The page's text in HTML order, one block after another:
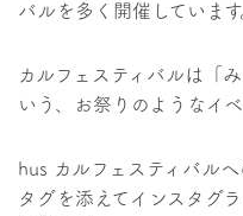
バルを多く開催しています
カルフェスティバルは「
いう、お祭りのようなイベ
hus カルフェスティバル
タグを添えてインスタグ